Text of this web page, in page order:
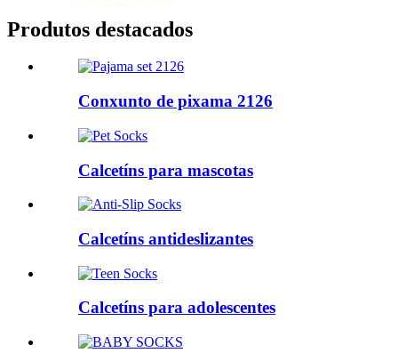
Produtos destacados
Conxunto de pixama 2126
Calcetíns para mascotas
Calcetíns antideslizantes
Calcetíns para adolescentes